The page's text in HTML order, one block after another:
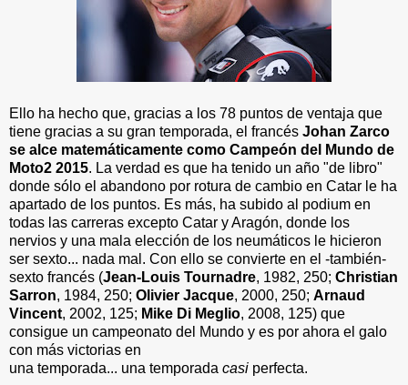
Ello ha hecho que, gracias a los 78 puntos de ventaja que
tiene gracias a su gran temporada, el francés Johan Zarco
se alce matemáticamente como Campeón del Mundo de
Moto2 2015. La verdad es que ha tenido un año "de libro"
donde sólo el abandono por rotura de cambio en Catar le ha
apartado de los puntos. Es más, ha subido al podium en
todas las carreras excepto Catar y Aragón, donde los
nervios y una mala elección de los neumáticos le hicieron
ser sexto... nada mal. Con ello se convierte en el -también-
sexto francés (Jean-Louis Tournadre, 1982, 250; Christian
Sarron, 1984, 250; Olivier Jacque, 2000, 250; Arnaud
Vincent, 2002, 125; Mike Di Meglio, 2008, 125) que
consigue un campeonato del Mundo y es por ahora el galo
con más victorias en
una temporada... una temporada casi perfecta.